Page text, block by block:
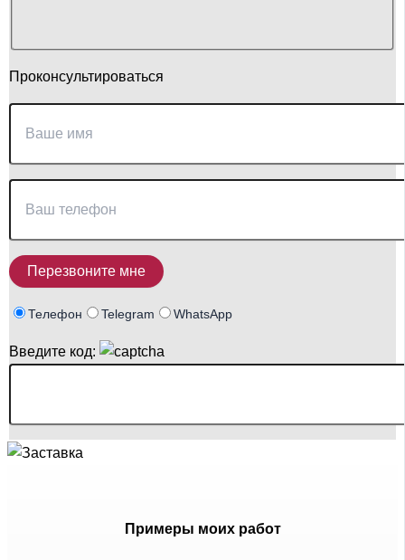
Проконсультироваться
Телефон Telegram WhatsApp
Введите код:
Примеры моих работ